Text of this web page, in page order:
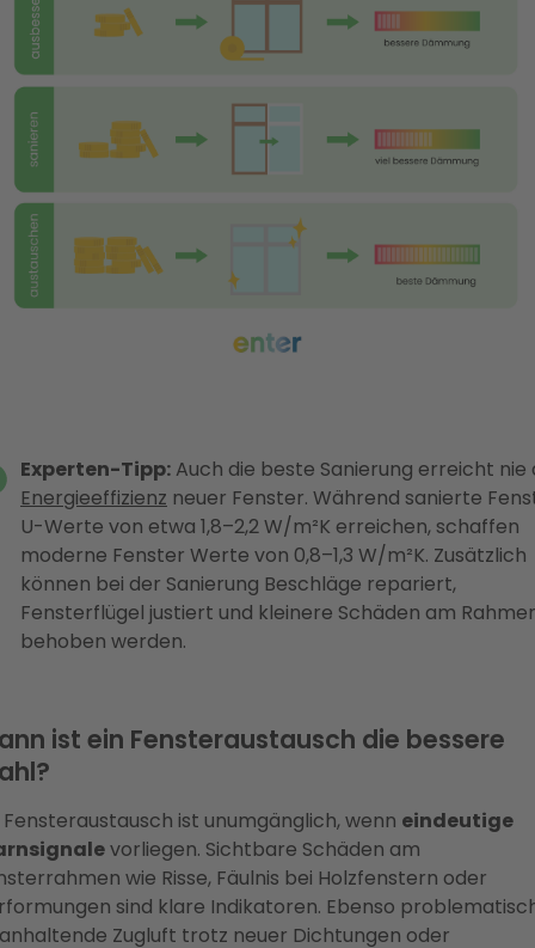
Experten-Tipp: Auch die beste Sanierung erreicht nie
Energieeffizienz neuer Fenster. Während sanierte
U-Werte von etwa 1,8–2,2 W/m²K erreichen, schaffen
moderne Fenster Werte von 0,8–1,3 W/m²K. Zusätzlich
können bei der Sanierung Beschläge repariert,
Fensterflügel justiert und kleinere Schäden am
behoben werden.
ist ein Fensteraustausch die bessere
Fensteraustausch ist unumgänglich, wenn eindeutige
vorliegen. Sichtbare Schäden am
wie Risse, Fäulnis bei Holzfenstern oder
sind klare Indikatoren. Ebenso
Zugluft trotz neuer Dichtungen oder